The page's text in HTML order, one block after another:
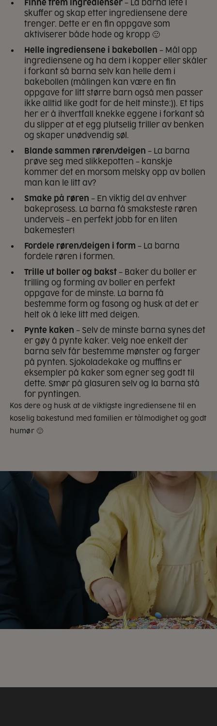
Finne frem ingredienser – La barna lete i
skuffer og skap etter ingrediensene dere
trenger. Dette er en fin oppgave som
aktiviserer både hode og kropp 🙂
Helle ingrediensene i bakebollen – Mål opp
ingrediensene og ha dem i kopper eller skåler
i forkant så barna selv kan helle dem i
bakebollen (målingen kan være en fin
oppgave for litt større barn også men passer
ikke alltid like godt for de helt minste:)). Et tips
her er å ihvertfall knekke eggene i forkant så
du slipper at et egg plutselig triller av benken
og skaper unødvendig søl.
Blande sammen røren/deigen – La barna
prøve seg med slikkepotten – kanskje
kommer det en morsom melsky opp av bollen
man kan le litt av?
Smake på røren – En viktig del av enhver
bakeprosess. La barna få smaksteste røren
underveis – en perfekt jobb for en liten
bakemester!
Fordele røren/deigen i form – La barna
fordele røren i formen.
Trille ut boller og bakst – Baker du boller er
trilling og forming av boller en perfekt
oppgave for de minste. La barna få
bestemme form og fasong og husk at det er
helt ok å leke litt med deigen.
Pynte kaken – Selv de minste barna synes det
er gøy å pynte kaker. Velg noe enkelt der
barna selv får bestemme mønster og farger
på pynten. Sjokoladekake og muffins er
eksempler på kaker som egner seg godt til
dette. Smør på glasuren selv og la barna stå
for pyntingen.
Kos dere og husk at de viktigste ingrediensene til en
koselig bakestund med familien er tålmodighet og godt
humør 🙂